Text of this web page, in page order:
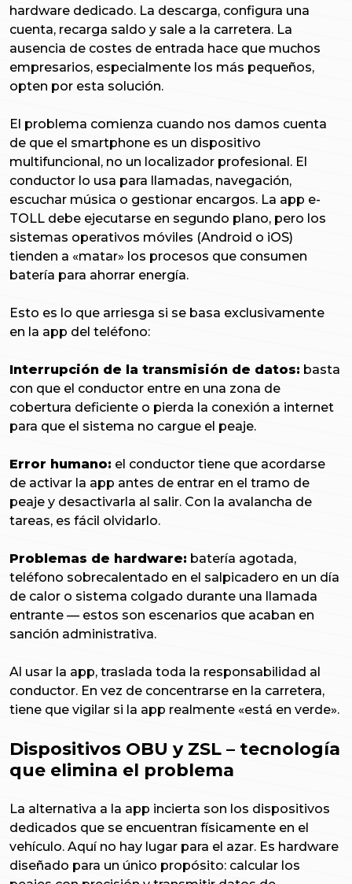
hardware dedicado. La descarga, configura una
cuenta, recarga saldo y sale a la carretera. La
ausencia de costes de entrada hace que muchos
empresarios, especialmente los más pequeños,
opten por esta solución.
El problema comienza cuando nos damos cuenta
de que el smartphone es un dispositivo
multifuncional, no un localizador profesional. El
conductor lo usa para llamadas, navegación,
escuchar música o gestionar encargos. La app e-
TOLL debe ejecutarse en segundo plano, pero los
sistemas operativos móviles (Android o iOS)
tienden a «matar» los procesos que consumen
batería para ahorrar energía.
Esto es lo que arriesga si se basa exclusivamente
en la app del teléfono:
Interrupción de la transmisión de datos: basta
con que el conductor entre en una zona de
cobertura deficiente o pierda la conexión a internet
para que el sistema no cargue el peaje.
Error humano: el conductor tiene que acordarse
de activar la app antes de entrar en el tramo de
peaje y desactivarla al salir. Con la avalancha de
tareas, es fácil olvidarlo.
Problemas de hardware: batería agotada,
teléfono sobrecalentado en el salpicadero en un día
de calor o sistema colgado durante una llamada
entrante — estos son escenarios que acaban en
sanción administrativa.
Al usar la app, traslada toda la responsabilidad al
conductor. En vez de concentrarse en la carretera,
tiene que vigilar si la app realmente «está en verde».
Dispositivos OBU y ZSL – tecnología
que elimina el problema
La alternativa a la app incierta son los dispositivos
dedicados que se encuentran físicamente en el
vehículo. Aquí no hay lugar para el azar. Es hardware
diseñado para un único propósito: calcular los